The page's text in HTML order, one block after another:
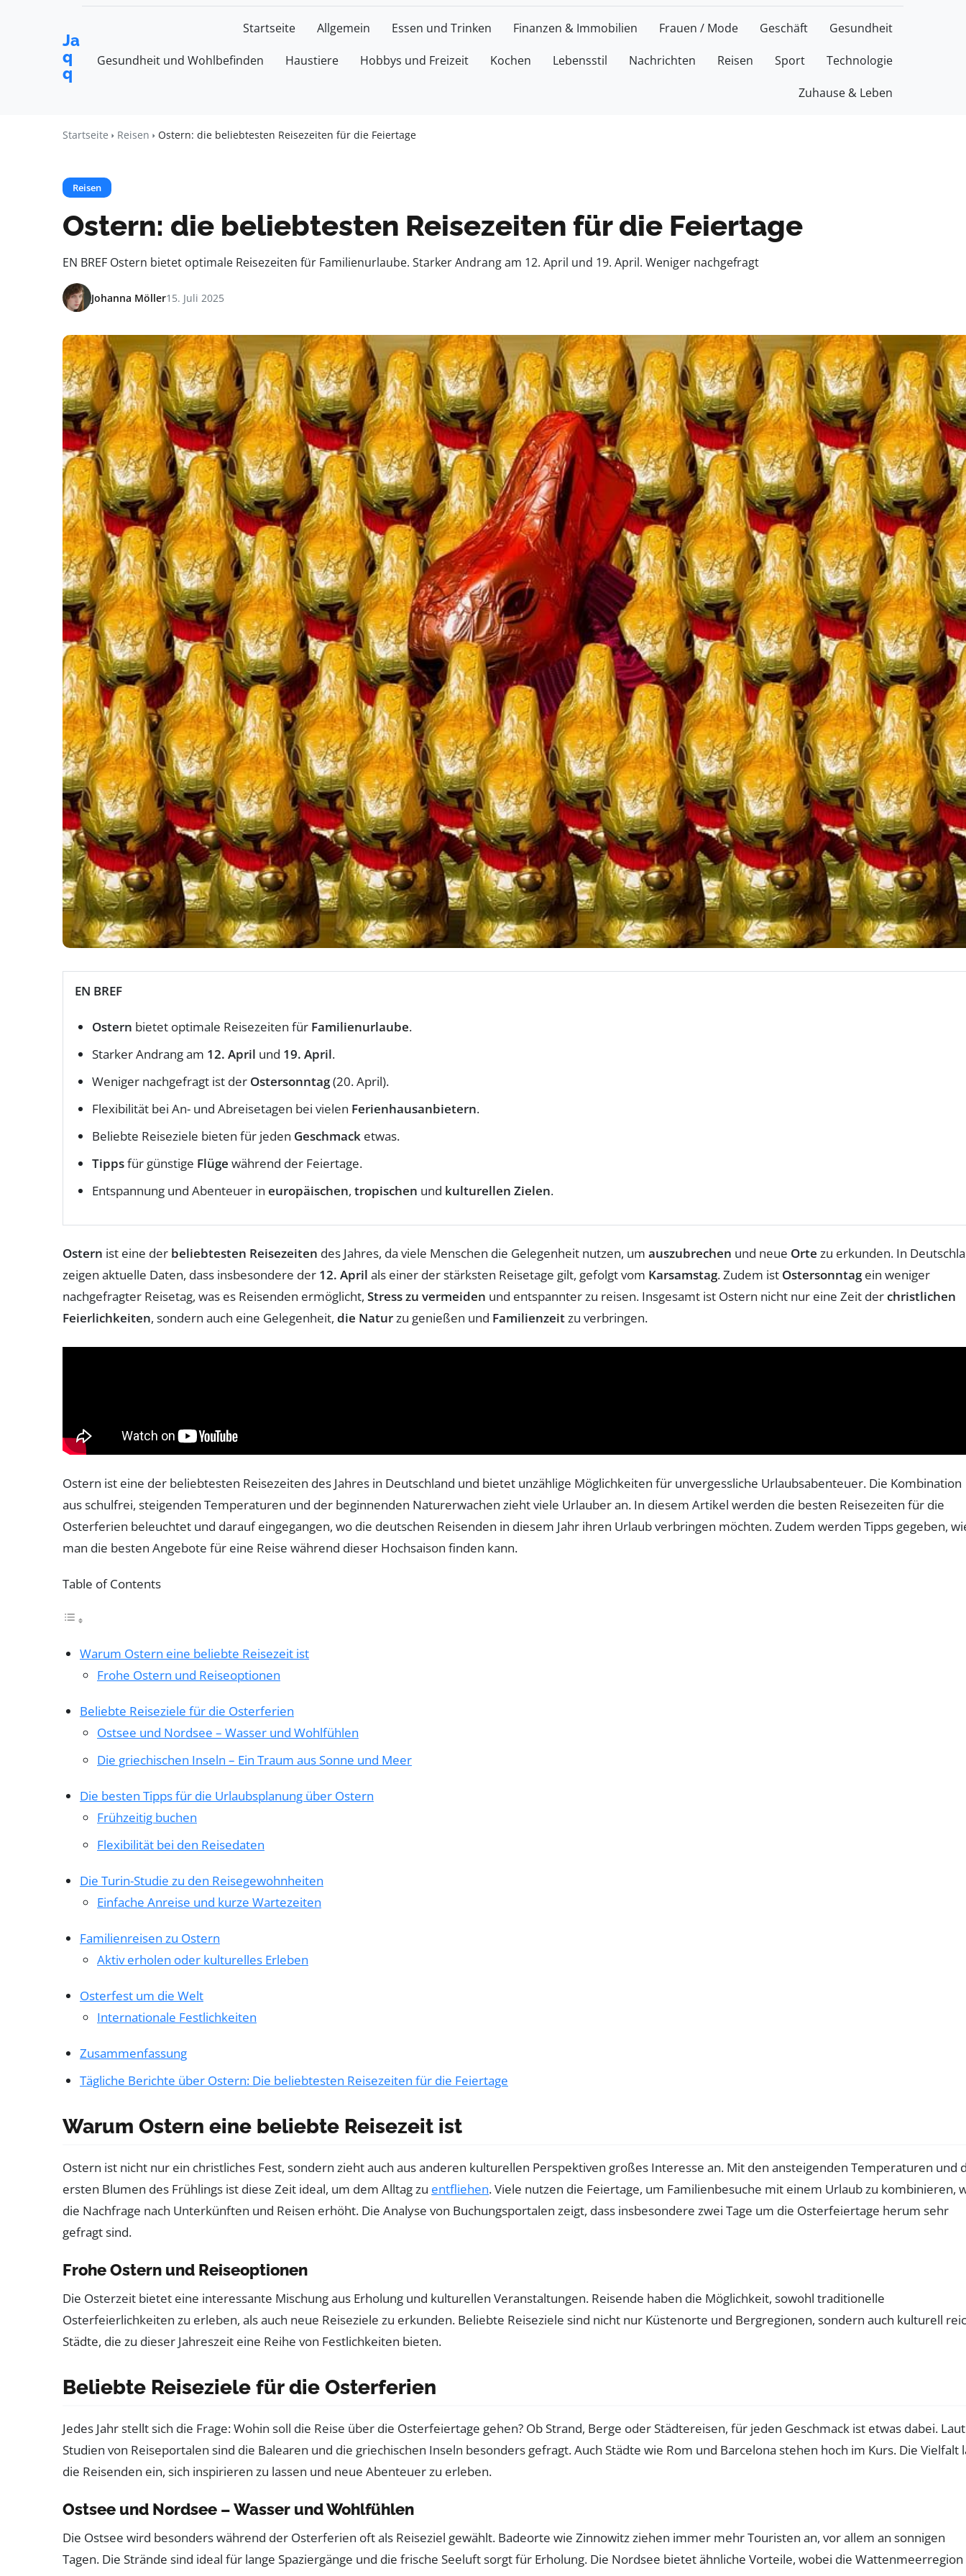
Ja
q
q
Startseite Allgemein Essen und Trinken Finanzen & Immobilien Frauen / Mode Geschäft Gesundheit
Gesundheit und Wohlbefinden Haustiere Hobbys und Freizeit Kochen Lebensstil Nachrichten Reisen Sport Technologie
Zuhause & Leben
Startseite Reisen Ostern: die beliebtesten Reisezeiten für die Feiertage
Reisen
Ostern: die beliebtesten Reisezeiten für die Feiertage
EN BREF Ostern bietet optimale Reisezeiten für Familienurlaube. Starker Andrang am 12. April und 19. April. Weniger nachgefragt
Johanna Möller15. Juli 2025
EN BREF
Ostern bietet optimale Reisezeiten für Familienurlaube.
Starker Andrang am 12. April und 19. April.
Weniger nachgefragt ist der Ostersonntag(20. April).
Flexibilität bei An- und Abreisetagen bei vielen Ferienhausanbietern.
Beliebte Reiseziele bieten für jeden Geschmack etwas.
Tippsfür günstige Flüge während der Feiertage.
Entspannung und Abenteuer in europäischen, tropischen und kulturellen Zielen.
Ostern ist eine der beliebtesten Reisezeiten des Jahres, da viele Menschen die Gelegenheit nutzen, um auszubrechen und neue Orte zu erkunden. In
zeigen aktuelle Daten, dass insbesondere der 12. April als einer der stärksten Reisetage gilt, gefolgt vom Karsamstag. Zudem ist Ostersonntagein weniger
nachgefragter Reisetag, was es Reisenden ermöglicht, Stress zu vermeiden und entspannter zu reisen. Insgesamt ist Ostern nicht nur eine Zeit derchristlichen
Feierlichkeiten, sondern auch eine Gelegenheit, die Naturzu genießen und Familienzeitzu verbringen.
Ostern ist eine der beliebtesten Reisezeiten des Jahres in Deutschland und bietet unzählige Möglichkeiten für unvergessliche Urlaubsabenteuer. Die Kombination
aus schulfrei, steigenden Temperaturen und der beginnenden Naturerwachen zieht viele Urlauber an. In diesem Artikel werden die besten Reisezeiten für die
Osterferien beleuchtet und darauf eingegangen, wo die deutschen Reisenden in diesem Jahr ihren Urlaub verbringen möchten. Zudem werden Tipps gegeben,
man die besten Angebote für eine Reise während dieser Hochsaison finden kann.
Table of Contents
Warum Ostern eine beliebte Reisezeit ist
Frohe Ostern und Reiseoptionen
Beliebte Reiseziele für die Osterferien
Ostsee und Nordsee – Wasser und Wohlfühlen
Die griechischen Inseln – Ein Traum aus Sonne und Meer
Die besten Tipps für die Urlaubsplanung über Ostern
Frühzeitig buchen
Flexibilität bei den Reisedaten
Die Turin-Studie zu den Reisegewohnheiten
Einfache Anreise und kurze Wartezeiten
Familienreisen zu Ostern
Aktiv erholen oder kulturelles Erleben
Osterfest um die Welt
Internationale Festlichkeiten
Zusammenfassung
Tägliche Berichte über Ostern: Die beliebtesten Reisezeiten für die Feiertage
Warum Ostern eine beliebte Reisezeit ist
Ostern ist nicht nur ein christliches Fest, sondern zieht auch aus anderen kulturellen Perspektiven großes Interesse an. Mit den ansteigenden Temperaturen und
ersten Blumen des Frühlings ist diese Zeit ideal, um dem Alltag zu entfliehen. Viele nutzen die Feiertage, um Familienbesuche mit einem Urlaub zu kombinieren,
die Nachfrage nach Unterkünften und Reisen erhöht. Die Analyse von Buchungsportalen zeigt, dass insbesondere zwei Tage um die Osterfeiertage herum sehr
gefragt sind.
Frohe Ostern und Reiseoptionen
Die Osterzeit bietet eine interessante Mischung aus Erholung und kulturellen Veranstaltungen. Reisende haben die Möglichkeit, sowohl traditionelle
Osterfeierlichkeiten zu erleben, als auch neue Reiseziele zu erkunden. Beliebte Reiseziele sind nicht nur Küstenorte und Bergregionen, sondern auch kulturell
Städte, die zu dieser Jahreszeit eine Reihe von Festlichkeiten bieten.
Beliebte Reiseziele für die Osterferien
Jedes Jahr stellt sich die Frage: Wohin soll die Reise über die Osterfeiertage gehen? Ob Strand, Berge oder Städtereisen, für jeden Geschmack ist etwas dabei. Laut
Studien von Reiseportalen sind die Balearen und die griechischen Inseln besonders gefragt. Auch Städte wie Rom und Barcelona stehen hoch im Kurs. Die Vielfalt
die Reisenden ein, sich inspirieren zu lassen und neue Abenteuer zu erleben.
Ostsee und Nordsee – Wasser und Wohlfühlen
Die Ostsee wird besonders während der Osterferien oft als Reiseziel gewählt. Badeorte wie Zinnowitz ziehen immer mehr Touristen an, vor allem an sonnigen
Tagen. Die Strände sind ideal für lange Spaziergänge und die frische Seeluft sorgt für Erholung. Die Nordsee bietet ähnliche Vorteile, wobei die Wattenmeerregion